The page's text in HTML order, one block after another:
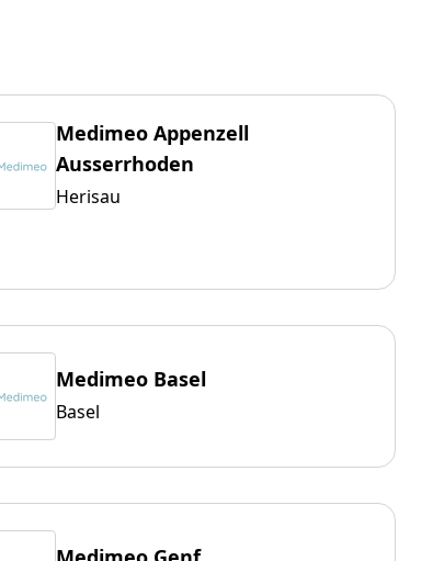
Medimeo Appenzell
Ausserrhoden
Herisau
Medimeo Basel
Basel